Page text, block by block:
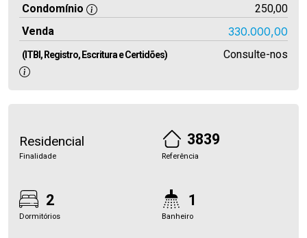
Condomínio
250,00
Venda
330.000,00
(ITBI, Registro, Escritura e Certidões) Consulte-nos
Residencial
Finalidade
3839
Referência
2
Dormitórios
1
Banheiro